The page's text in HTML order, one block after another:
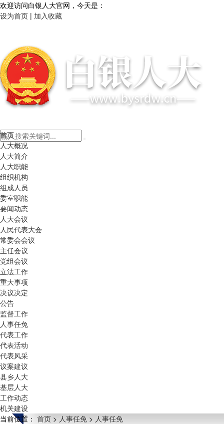
欢迎访问白银人大官网，今天是：
设为首页 | 加入收藏
首页
人大概况
人大简介
人大职能
组织机构
组成人员
委室职能
要闻动态
人大会议
人民代表大会
常委会会议
主任会议
党组会议
立法工作
重大事项
决议决定
公告
监督工作
人事任免
代表工作
代表活动
代表风采
议案建议
县乡人大
基层人大
工作动态
机关建设
当前位置： 首页 > 人事任免 > 人事任免